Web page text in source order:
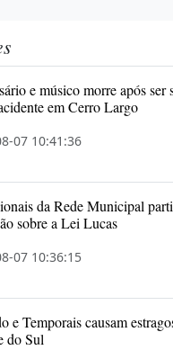
e músico morre após ser
em Cerro Largo
07 10:41:36
da Rede Municipal
sobre a Lei Lucas
07 10:36:15
e Temporais causam
do Sul